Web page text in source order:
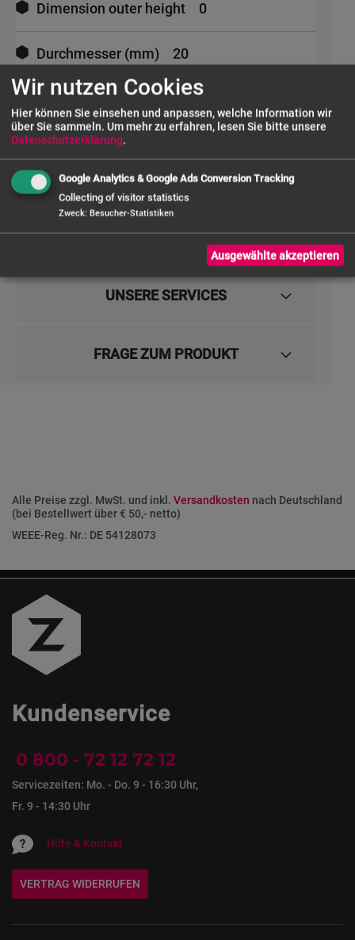
Dimension outer height 0
Durchmesser (mm) 20
Dimension inner width 0
Dimension inner depth
Dimension inner height
UNSERE SERVICES
FRAGE ZUM PRODUKT
Alle Preise zzgl. MwSt. und inkl. Versandkosten nach Deutschland
(bei Bestellwert über € 50,- netto)
WEEE-Reg. Nr.: DE 54128073
Kundenservice
0 800 - 72 12 72 12
Servicezeiten: Mo. - Do. 9 - 16:30 Uhr,
Fr. 9 - 14:30 Uhr
Hilfe & Kontakt
VERTRAG WIDERRUFEN
Wir nutzen Cookies
Hier können Sie einsehen und anpassen, welche Information wir
über Sie sammeln. Um mehr zu erfahren, lesen Sie bitte unsere
Datenschutzerklärung.
Google Analytics & Google Ads Conversion Tracking
Collecting of visitor statistics
Zweck: Besucher-Statistiken
Ausgewählte akzeptieren